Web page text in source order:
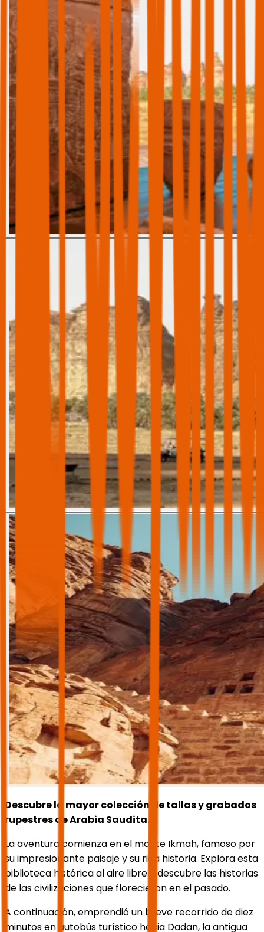
Descubre la mayor colección de tallas y grabados
rupestres de Arabia Saudita.
La aventura comienza en el monte Ikmah, famoso por
su impresionante paisaje y su rica historia. Explora esta
biblioteca histórica al aire libre y descubre las historias
de las civilizaciones que florecieron en el pasado.
A continuación, emprendió un breve recorrido de diez
minutos en autobús turístico hacia Dadan, la antigua